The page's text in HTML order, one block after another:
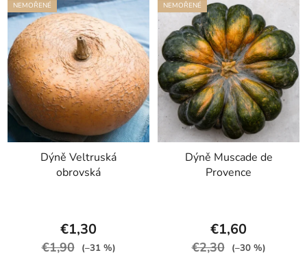
NEMOŘENÉ
Dýně Veltruská
obrovská
€1,30
€1,90 (–31 %)
NEMOŘENÉ
Dýně Muscade de
Provence
€1,60
€2,30 (–30 %)